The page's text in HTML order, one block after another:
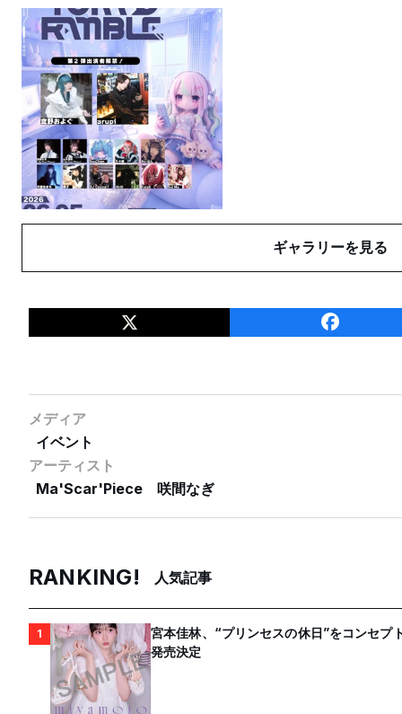
ギャラリーを見る
メディア
イベント
アーティスト
Ma'Scar'Piece
咲間なぎ
RANKING! 人気記事
1
宮本佳林、“プリンセスの休日”をコンセ
発売決定